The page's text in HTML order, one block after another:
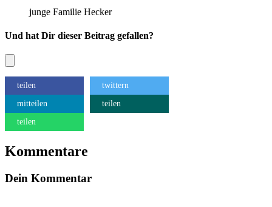
junge Familie Hecker
Und hat Dir dieser Beitrag gefallen?
teilen
twittern
mitteilen
teilen
teilen
Kommentare
Dein Kommentar